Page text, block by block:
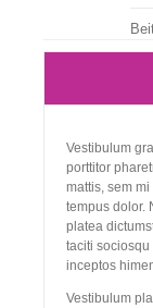
Vestibulum
porttitor
mattis, sem
tempus dolor.
platea
taciti
inceptos
Vestibulum